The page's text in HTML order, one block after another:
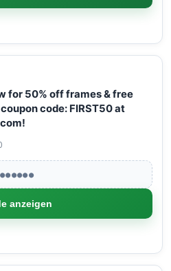
for 50% off frames & free
code: FIRST50 at
●●●●●●
anzeigen